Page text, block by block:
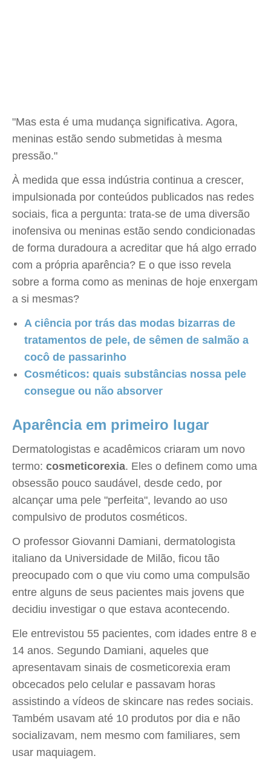
"Mas esta é uma mudança significativa. Agora,
meninas estão sendo submetidas à mesma
pressão."
À medida que essa indústria continua a crescer,
impulsionada por conteúdos publicados nas redes
sociais, fica a pergunta: trata-se de uma diversão
inofensiva ou meninas estão sendo condicionadas
de forma duradoura a acreditar que há algo errado
com a própria aparência? E o que isso revela
sobre a forma como as meninas de hoje enxergam
a si mesmas?
A ciência por trás das modas bizarras de
tratamentos de pele, de sêmen de salmão a
cocô de passarinho
Cosméticos: quais substâncias nossa pele
consegue ou não absorver
Aparência em primeiro lugar
Dermatologistas e acadêmicos criaram um novo
termo: cosmeticorexia. Eles o definem como uma
obsessão pouco saudável, desde cedo, por
alcançar uma pele "perfeita", levando ao uso
compulsivo de produtos cosméticos.
O professor Giovanni Damiani, dermatologista
italiano da Universidade de Milão, ficou tão
preocupado com o que viu como uma compulsão
entre alguns de seus pacientes mais jovens que
decidiu investigar o que estava acontecendo.
Ele entrevistou 55 pacientes, com idades entre 8 e
14 anos. Segundo Damiani, aqueles que
apresentavam sinais de cosmeticorexia eram
obcecados pelo celular e passavam horas
assistindo a vídeos de skincare nas redes sociais.
Também usavam até 10 produtos por dia e não
socializavam, nem mesmo com familiares, sem
usar maquiagem.